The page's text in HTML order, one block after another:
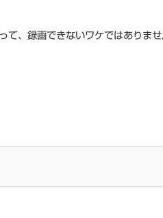
て、録画できないワケではありま